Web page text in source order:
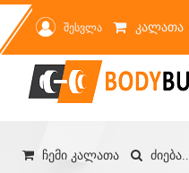
შესვლა კალათა
ჩემი კალათა ძიება..